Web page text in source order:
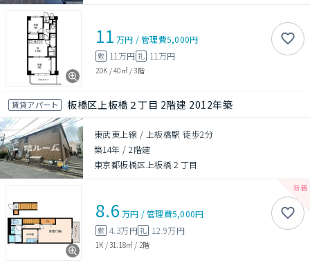
11 万円 /管理費5,000円
敷 11万円 礼 11万円
2DK /40㎡/3階
賃貸アパート 板橋区上板橋２丁目 2階建 2012年築
東武東上線 / 上板橋駅 徒歩2分
築14年 /2階建
東京都板橋区上板橋２丁目
8.6 万円 /管理費5,000円
敷 4.3万円礼 12.9万円
1K /31.18㎡ / 2階